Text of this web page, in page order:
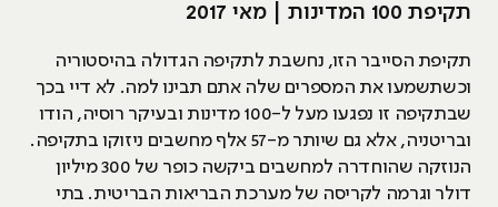
תקיפת 100 המדינות | מאי 2017
תקיפת הסייבר הזו, נחשבת לתקיפה הגדולה בהיסטוריה
וכשתשמעו את המספרים שלה אתם תבינו למה. לא דיי בכך
שבתקיפה זו נפגעו מעל ל-100 מדינות ובעיקר רוסיה, הודו
ובריטניה, אלא גם שיותר מ-57 אלף מחשבים ניזוקו בתקיפה.
הנוזקה שהוחדרה למחשבים ביקשה כופר של 300 מיליון
דולר וגרמה לקריסה של מערכת הבריאות הבריטית. בתי